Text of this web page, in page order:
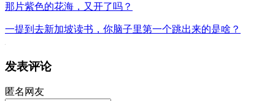
那片紫色的花海，又开了吗？
一提到去新加坡读书，你脑子里第一个跳出来的是啥？
发表评论
匿名网友